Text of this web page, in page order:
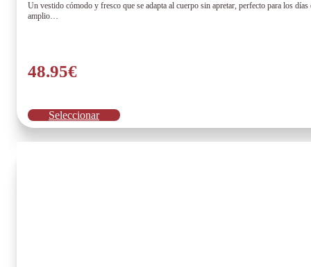
Un vestido cómodo y fresco que se adapta al cuerpo sin apretar, perfecto para los
amplio…
48.95€
Seleccionar
Este
producto
tiene